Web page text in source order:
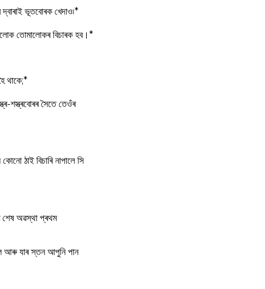
ভূতবোৰক খেদাও৷*
তোমালোকৰ বিচাৰক হব।*
থাকে;*
শস্ত্ৰবোৰৰ সৈতে তেওঁৰ
ঠাই বিচাৰি নাপালে সি
শেষ অৱস্থা প্ৰথম
আৰু যাৰ স্তন আপুনি পান